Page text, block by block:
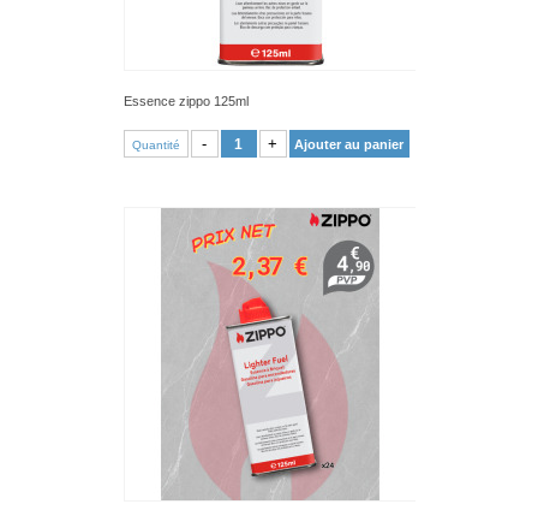
Essence zippo 125ml
Quantité - + Ajouter au panier